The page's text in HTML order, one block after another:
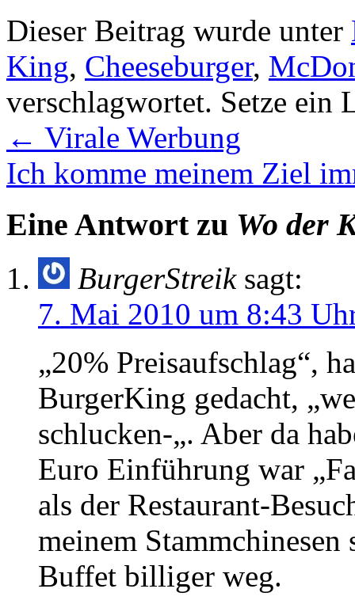
Dieser Beitrag wurde unter
King, Cheeseburger,
verschlagwortet. Setze ein
← Virale Werbung
Ich komme meinem Ziel
Eine Antwort zu Wo der
BurgerStreik sagt:
7. Mai 2010 um 8:43
„20% Preisaufschlag“,
BurgerKing gedacht,
schlucken-„. Aber da
Euro Einführung war
als der Restaurant-
meinem
Buffet billiger weg.